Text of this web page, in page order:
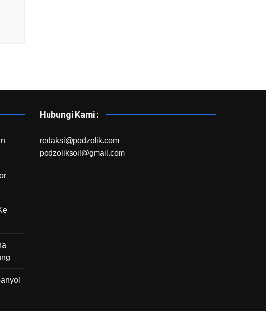
Hubungi Kami :
redaksi@podzolik.com
podzoliksoil@gmail.com